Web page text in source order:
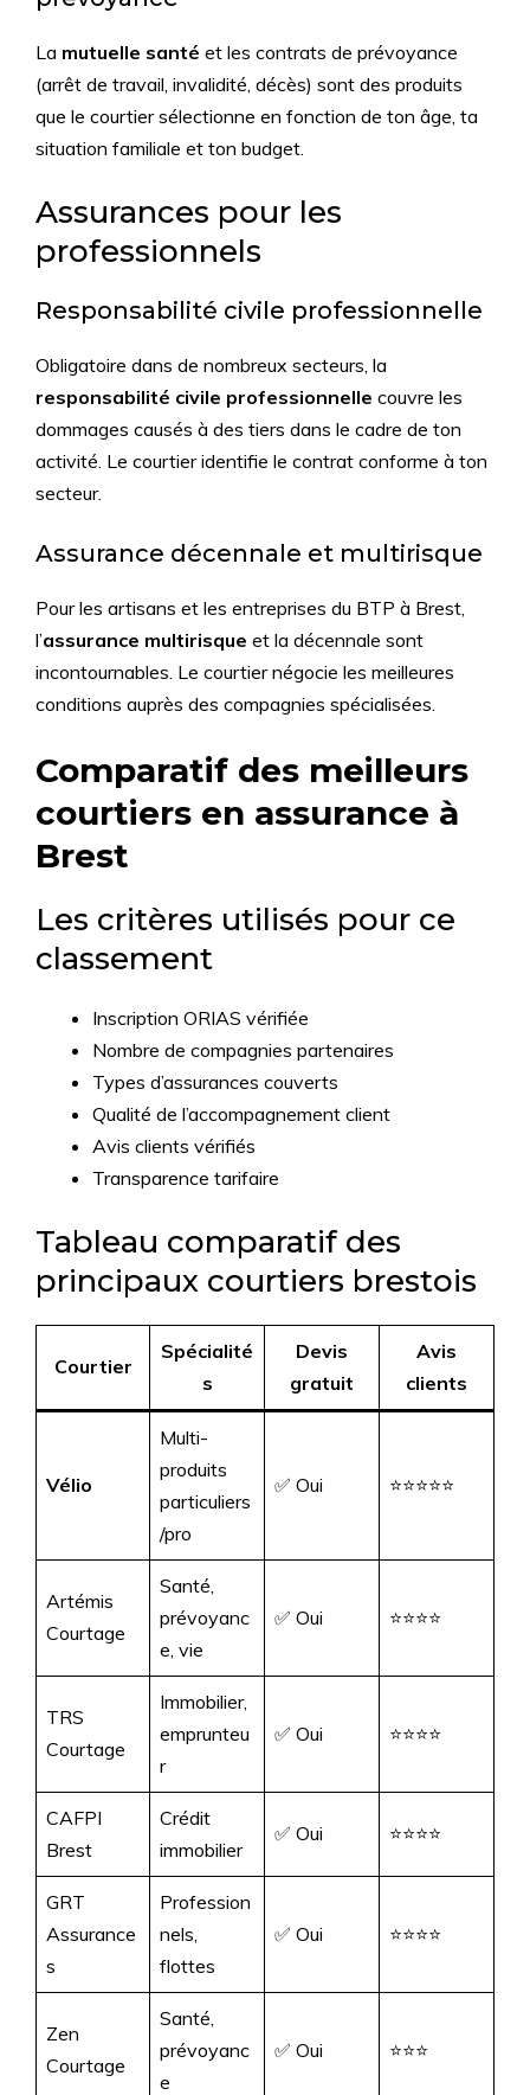
La mutuelle santé et les contrats de prévoyance
(arrêt de travail, invalidité, décès) sont des produits
que le courtier sélectionne en fonction de ton âge, ta
situation familiale et ton budget.
Assurances pour les
professionnels
Responsabilité civile professionnelle
Obligatoire dans de nombreux secteurs, la
responsabilité civile professionnelle couvre les
dommages causés à des tiers dans le cadre de ton
activité. Le courtier identifie le contrat conforme à ton
secteur.
Assurance décennale et multirisque
Pour les artisans et les entreprises du BTP à Brest,
l’assurance multirisque et la décennale sont
incontournables. Le courtier négocie les meilleures
conditions auprès des compagnies spécialisées.
Comparatif des meilleurs
courtiers en assurance à
Brest
Les critères utilisés pour ce
classement
Inscription ORIAS vérifiée
Nombre de compagnies partenaires
Types d’assurances couverts
Qualité de l’accompagnement client
Avis clients vérifiés
Transparence tarifaire
Tableau comparatif des
principaux courtiers brestois
Courtier
Spécialité
s
Devis
gratuit
Avis
clients
Vélio
Multi-
produits
particuliers
/pro
✅ Oui ⭐⭐⭐⭐⭐
Artémis
Courtage
Santé,
prévoyanc
e, vie
✅ Oui ⭐⭐⭐⭐
TRS
Courtage
Immobilier,
emprunteu
r
✅ Oui ⭐⭐⭐⭐
CAFPI
Brest
Crédit
immobilier
✅ Oui ⭐⭐⭐⭐
GRT
Assurance
s
Profession
nels,
flottes
✅ Oui ⭐⭐⭐⭐
Zen
Courtage
Santé,
prévoyanc
e
✅ Oui ⭐⭐⭐